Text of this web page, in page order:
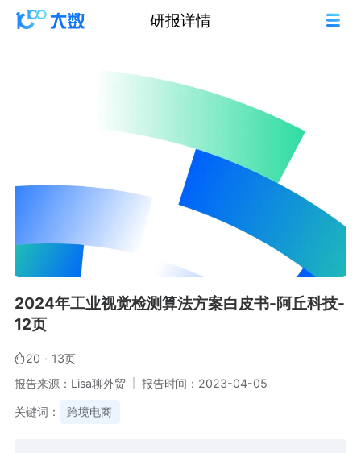
研报详情
2024年工业视觉检测算法方案白皮书-阿丘科技-
12页
20 · 13页
报告来源：Lisa聊外贸
报告时间：2023-04-05
关键词： 跨境电商